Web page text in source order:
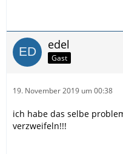
edel
Gast
19. November 2019 um 00:38
ich habe das selbe
verzweifeln!!!